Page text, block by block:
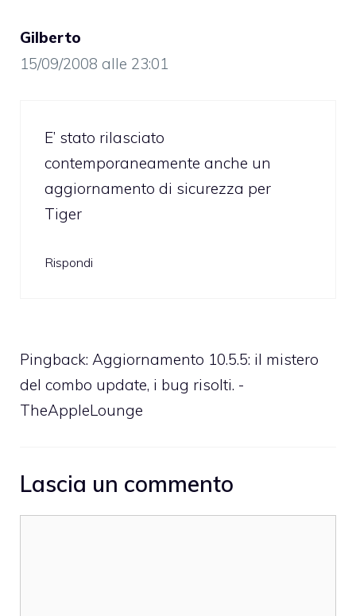
Gilberto
15/09/2008 alle 23:01
E’ stato rilasciato
contemporaneamente anche un
aggiornamento di sicurezza per
Tiger
Rispondi
Pingback: Aggiornamento 10.5.5: il mistero
del combo update, i bug risolti. -
TheAppleLounge
Lascia un commento